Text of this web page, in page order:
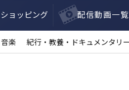
ショッピング 配信動画一覧
楽 紀行・教養・ドキュメンタリー